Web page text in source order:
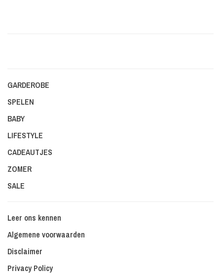
GARDEROBE
SPELEN
BABY
LIFESTYLE
CADEAUTJES
ZOMER
SALE
Leer ons kennen
Algemene voorwaarden
Disclaimer
Privacy Policy